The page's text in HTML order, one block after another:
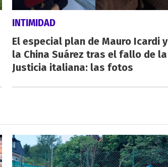
INTIMIDAD
El especial plan de Mauro Icardi y
la China Suárez tras el fallo de la
Justicia italiana: las fotos